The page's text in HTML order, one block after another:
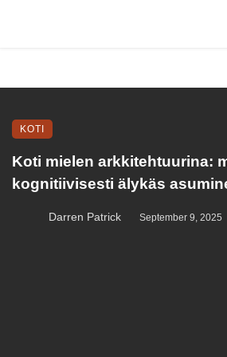
KOTI
Koti mielen arkkitehtuurina:
kognitiivisesti älykäs
Darren Patrick September 9, 2025